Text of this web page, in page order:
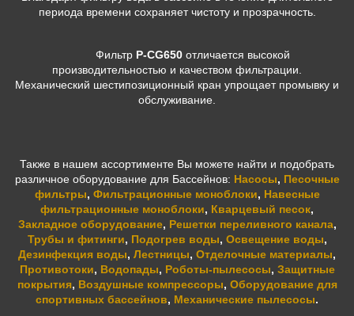
периода времени сохраняет чистоту и прозрачность.
Фильтр P-CG650 отличается высокой
производительностью и качеством фильтрации.
Механический шестипозиционный кран упрощает промывку и
обслуживание.
Также в нашем ассортименте Вы можете найти и подобрать
различное оборудование для Бассейнов: Насосы, Песочные
фильтры, Фильтрационные моноблоки, Навесные
фильтрационные моноблоки, Кварцевый песок,
Закладное оборудование, Решетки переливного канала,
Трубы и фитинги, Подогрев воды, Освещение воды,
Дезинфекция воды, Лестницы, Отделочные материалы,
Противотоки, Водопады, Роботы-пылесосы, Защитные
покрытия, Воздушные компрессоры, Оборудование для
спортивных бассейнов, Механические пылесосы.